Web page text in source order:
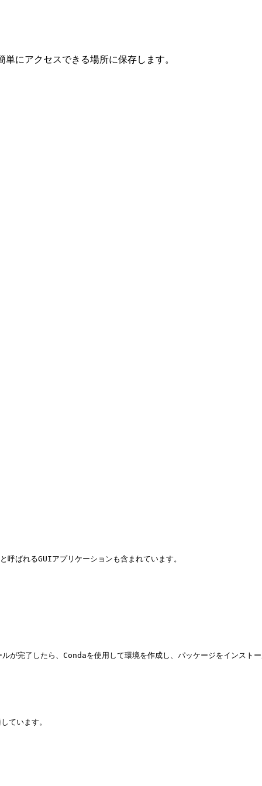
にアクセスできる場所に保存します。
れるGUIアプリケーションも含まれています。
が完了したら、Condaを使用して環境を作成し、パッケージをインス
ています。